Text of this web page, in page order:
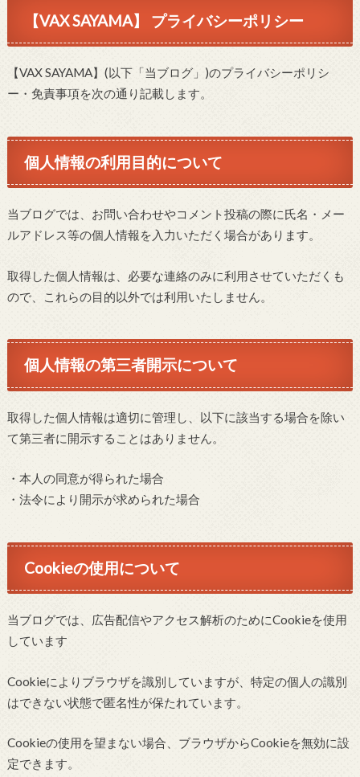
【VAX SAYAMA】 プライバシーポリシー
【VAX SAYAMA】(以下「当ブログ」)のプライバシーポリシ
ー・免責事項を次の通り記載します。
個人情報の利用目的について
当ブログでは、お問い合わせやコメント投稿の際に氏名・メー
ルアドレス等の個人情報を入力いただく場合があります。
取得した個人情報は、必要な連絡のみに利用させていただくも
ので、これらの目的以外では利用いたしません。
個人情報の第三者開示について
取得した個人情報は適切に管理し、以下に該当する場合を除い
て第三者に開示することはありません。
・本人の同意が得られた場合
・法令により開示が求められた場合
Cookieの使用について
当ブログでは、広告配信やアクセス解析のためにCookieを使用
しています
Cookieによりブラウザを識別していますが、特定の個人の識別
はできない状態で匿名性が保たれています。
Cookieの使用を望まない場合、ブラウザからCookieを無効に設
定できます。